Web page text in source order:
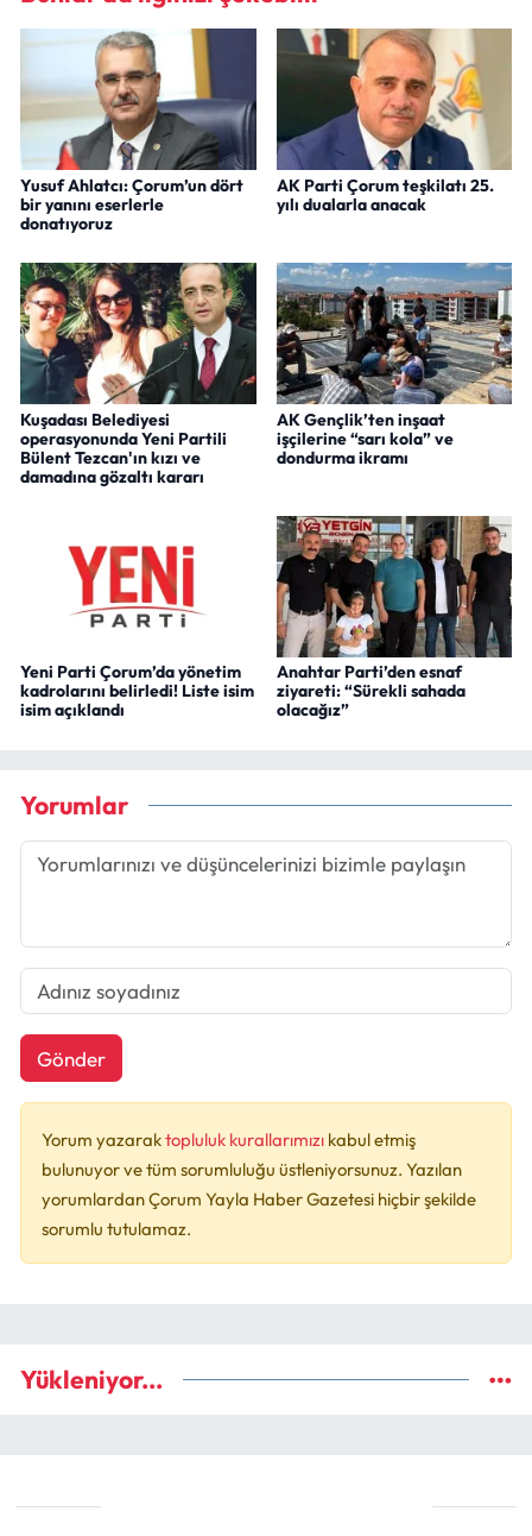
Yusuf Ahlatcı: Çorum’un dört
bir yanını eserlerle
donatıyoruz
AK Parti Çorum teşkilatı 25.
yılı dualarla anacak
Kuşadası Belediyesi
operasyonunda Yeni Partili
Bülent Tezcan'ın kızı ve
damadına gözaltı kararı
AK Gençlik’ten inşaat
işçilerine “sarı kola” ve
dondurma ikramı
Yeni Parti Çorum’da yönetim
kadrolarını belirledi! Liste isim
isim açıklandı
Anahtar Parti’den esnaf
ziyareti: “Sürekli sahada
olacağız”
Yorumlar
Gönder
Yorum yazaraktopluluk kurallarımızı kabul etmiş
bulunuyor ve tüm sorumluluğu üstleniyorsunuz. Yazılan
yorumlardan Çorum Yayla Haber Gazetesi hiçbir şekilde
sorumlu tutulamaz.
Yükleniyor...